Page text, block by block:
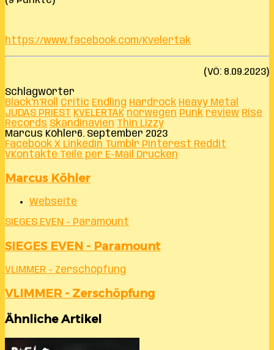
https://www.facebook.com/Kvelertak
(VÖ: 8.09.2023)
Schlagwörter
Black'n'Roll
Critic Endling Hardrock Heavy Metal
JUDAS PRIEST KVELERTAK norwegen Punk review Rise
Records Skandinavien Thin Lizzy
Marcus Köhler6. September 2023
Facebook X LinkedIn Tumblr Pinterest Reddit
VKontakte Teile per E-Mail Drucken
Marcus Köhler
Webseite
SIEGES EVEN - Paramount
SIEGES EVEN - Paramount
VLIMMER - Zersch​ö​pfung
VLIMMER - Zersch​ö​pfung
Ähnliche Artikel